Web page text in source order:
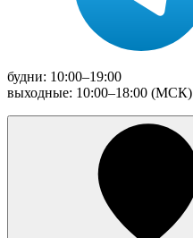
будни: 10:00–19:00
выходные: 10:00–18:00 (МСК)